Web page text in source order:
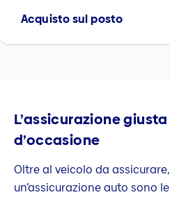
Acquisto sul posto
L’assicurazione
d’occasione
Oltre al veicolo da
un’assicurazione auto sono